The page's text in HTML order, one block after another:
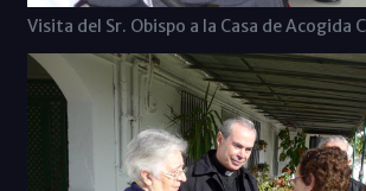
Visita del Sr. Obispo a la Casa de Acogida